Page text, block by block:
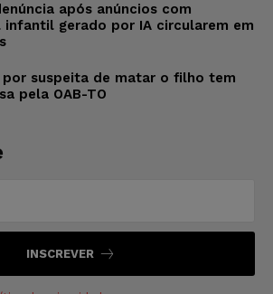
após anúncios com
infantil gerado por IA circularem em
por suspeita de matar o filho tem
pela OAB-TO
INSCREVER